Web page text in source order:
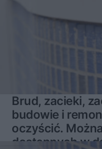
Brud, zacieki,
budowie i
oczyścić.
dostępnych w